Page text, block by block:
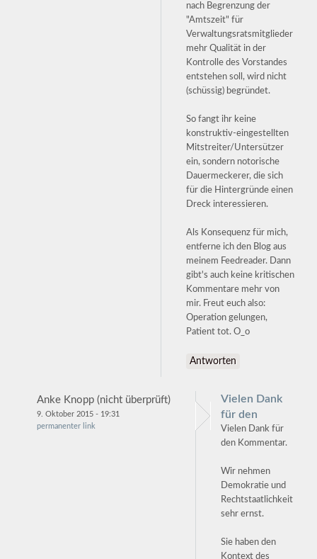
nach Begrenzung der
"Amtszeit" für
Verwaltungsratsmitglieder
mehr Qualität in der
Kontrolle des Vorstandes
entstehen soll, wird nicht
(schüssig) begründet.
So fangt ihr keine
konstruktiv-eingestellten
Mitstreiter/Untersützer
ein, sondern notorische
Dauermeckerer, die sich
für die Hintergründe einen
Dreck interessieren.
Als Konsequenz für mich,
entferne ich den Blog aus
meinem Feedreader. Dann
gibt's auch keine kritischen
Kommentare mehr von
mir. Freut euch also:
Operation gelungen,
Patient tot. O_o
Antworten
Anke Knopp (nicht überprüft)
9. Oktober 2015 - 19:31
permanenter link
Vielen Dank
für den
Vielen Dank für
den Kommentar.
Wir nehmen
Demokratie und
Rechtstaatlichkeit
sehr ernst.
Sie haben den
Kontext des